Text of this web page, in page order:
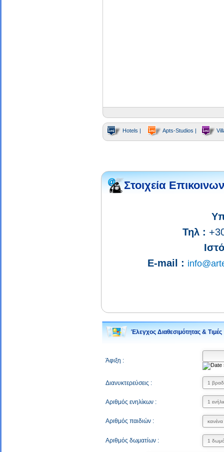
Hotels | Apts-Studios |
Στοιχεία
Τηλ :
E-mail :
Έλεγχος Διαθεσιμότητας & Τιμές
Άφιξη :
Διανυκτερεύσεις :
Αριθμός ενηλίκων :
Αριθμός παιδιών :
Αριθμός δωματίων :